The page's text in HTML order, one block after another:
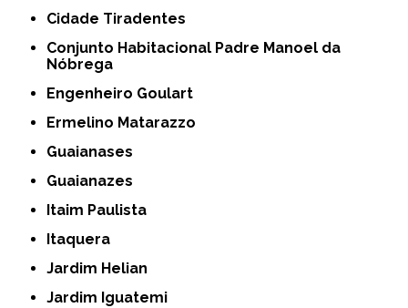
Cidade Tiradentes
Conjunto Habitacional Padre Manoel da
Nóbrega
Engenheiro Goulart
Ermelino Matarazzo
Guaianases
Guaianazes
Itaim Paulista
Itaquera
Jardim Helian
Jardim Iguatemi